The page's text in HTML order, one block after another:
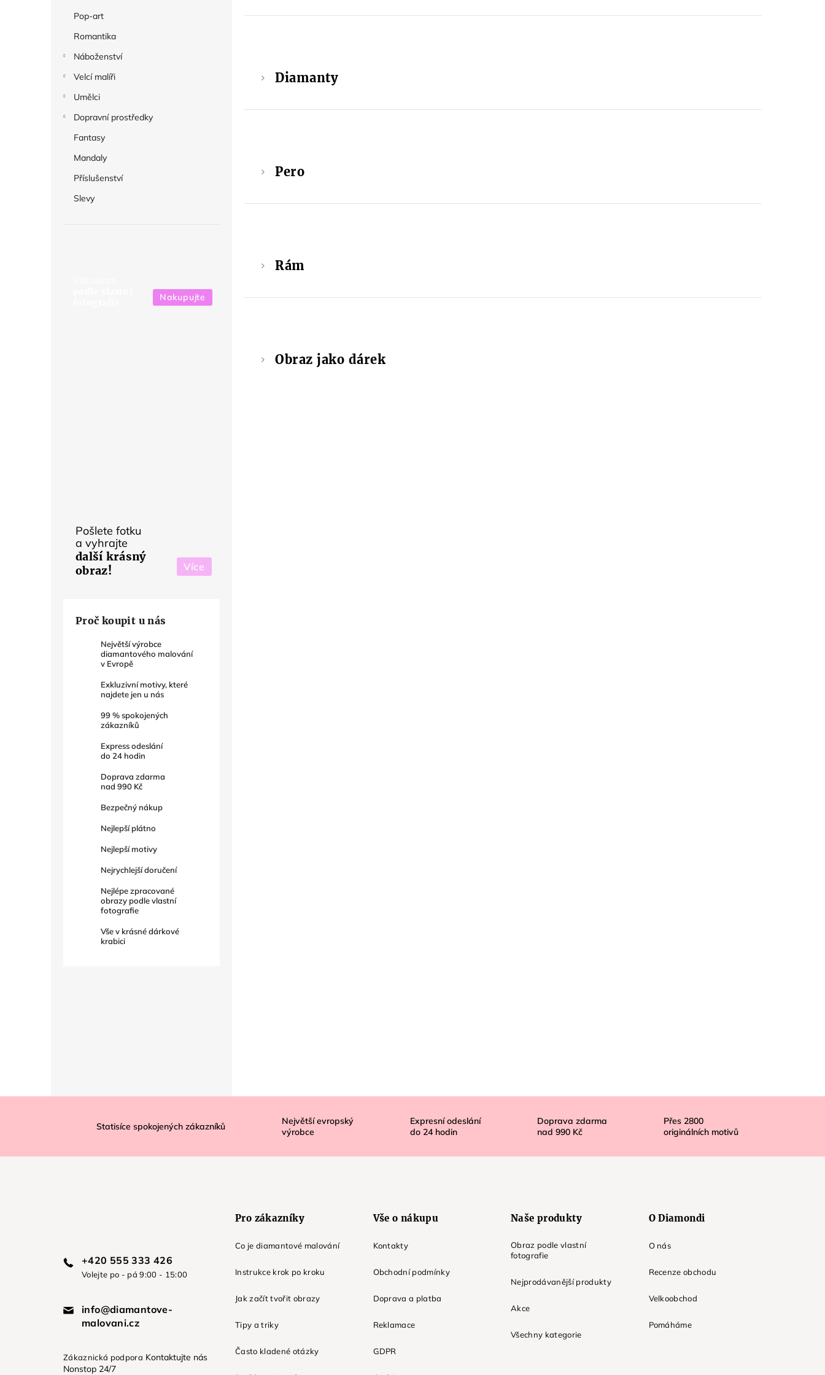
Pop-art
Romantika
Náboženství
Velcí malíři
Umělci
Dopravní prostředky
Fantasy
Mandaly
Příslušenství
Slevy
Nakupujte
Pošlete fotku
a vyhrajte
další krásný
obraz!
Více
Proč koupit u nás
Největší výrobce
diamantového malování
v Evropě
Exkluzivní motivy, které
najdete jen u nás
99% spokojených
zákazníků
Express odeslání
do 24 hodin
Doprava zdarma
nad 990 Kč
Bezpečný nákup
Nejlepší plátno
Nejlepší motivy
Nejrychlejší doručení
Nejlépe zpracované
obrazy podle vlastní
fotografie
Vše v krásné dárkové
krabici
Diamanty
Pero
Rám
Obraz jako dárek
a
Statisíce spokojených zákazníků
Největší evropský
výrobce
Expresní odeslání
do 24hodin
Doprava zdarma
nad 990 Kč
Přes 2800
originálních motivů
+420 555 333 426
Volejte po - pá 9:00 - 15:00
info@diamantove-
malovani.cz
Zákaznická podpora Kontaktujte nás
Nonstop 24/7
Pro zákazníky
Co je diamantové malování
Instrukce krok po kroku
Jak začít tvořit obrazy
Tipy a triky
Často kladené otázky
Vše o nákupu
Kontakty
Obchodní podmínky
Doprava a platba
Reklamace
GDPR
Naše produkty
Obraz podle vlastní
fotografie
Nejprodávanější produkty
Akce
Všechny kategorie
O Diamondi
O nás
Recenze obchodu
Velkoobchod
Pomáháme